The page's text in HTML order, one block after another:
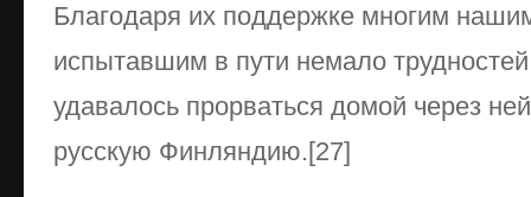
Благодаря их поддержке многим
испытавшим в пути немало
удавалось прорваться домой через
русскую Финляндию.[27]